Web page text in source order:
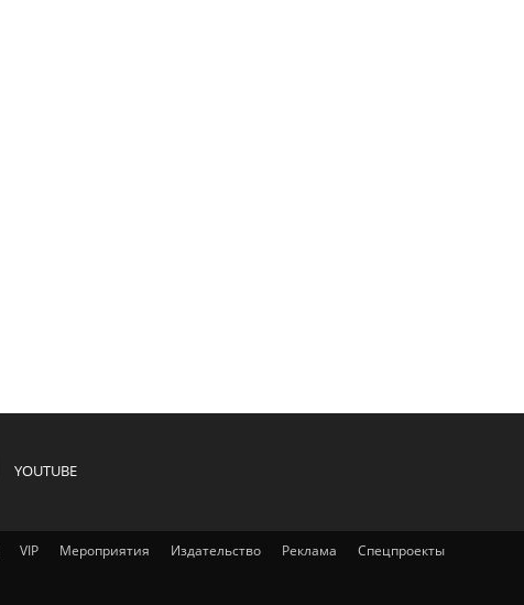
YOUTUBE
VIP Мероприятия Издательство Реклама Спецпроекты